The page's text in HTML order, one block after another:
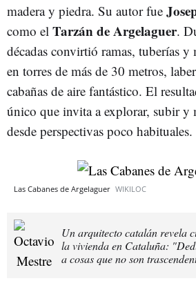
madera y piedra. Su autor fue
como el Tarzán de Argelaguer.
décadas convirtió ramas, tuberías y
en torres de más de 30 metros,
cabañas de aire fantástico. El
único que invita a explorar, subir y
desde perspectivas poco habituales.
Las Cabanes de Argelaguer WIKILOC
Un arquitecto catalán revela
la vivienda en Cataluña:
a cosas que no son